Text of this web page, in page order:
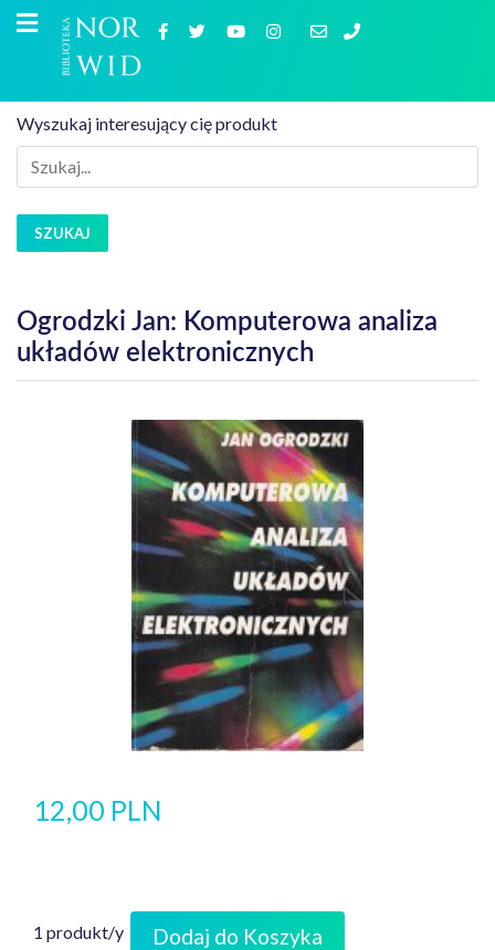
Wyszukaj interesujący cię produkt
SZUKAJ
Ogrodzki Jan: Komputerowa analiza
układów elektronicznych
12,00 PLN
1 produkt/y Dodaj do Koszyka